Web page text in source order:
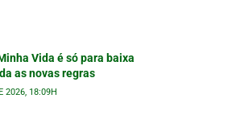
Vida é só para baixa
as novas regras
2026, 18:09H